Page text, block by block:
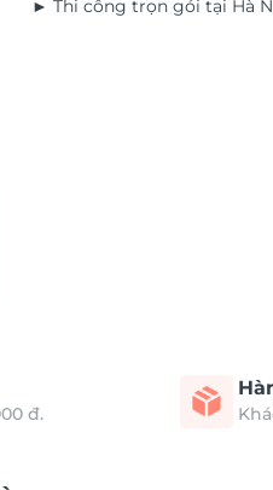
► Thi công trọn gói tại Hà
đ.